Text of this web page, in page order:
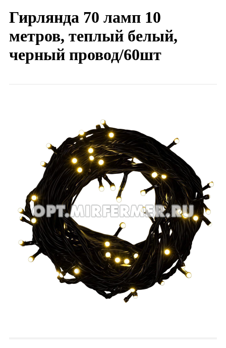
Гирлянда 70 ламп 10
метров, теплый белый,
черный провод/60шт